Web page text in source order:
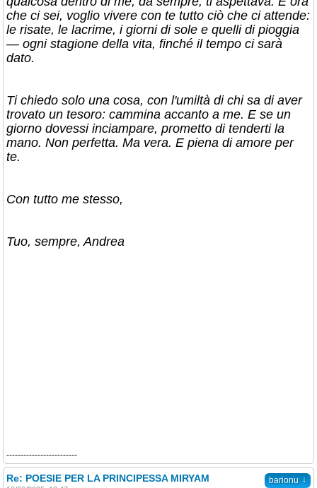
che ci sei, voglio vivere con te tutto ciò che ci attende:
le risate, le lacrime, i giorni di sole e quelli di pioggia
— ogni stagione della vita, finché il tempo ci sarà
dato.
Ti chiedo solo una cosa, con l'umiltà di chi sa di aver
trovato un tesoro: cammina accanto a me. E se un
giorno dovessi inciampare, prometto di tenderti la
mano. Non perfetta. Ma vera. E piena di amore per
te.
Con tutto me stesso,
Tuo, sempre, Andrea
-------------------------
barionu ↓
Re: POESIE PER LA PRINCIPESSA MIRYAM